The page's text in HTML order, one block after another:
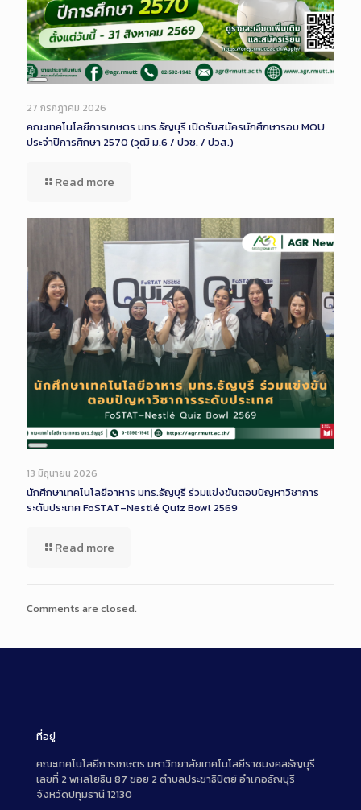
Long
Description
27 กรกฎาคม 2026
คณะเทคโนโลยีการเกษตร มทร.ธัญบุรี เปิดรับสมัครนักศึกษารอบ MOU
ประจำปีการศึกษา 2570 (วุฒิ ม.6 / ปวช. / ปวส.)
Read more
Long
Description
13 มิถุนายน 2026
นักศึกษาเทคโนโลยีอาหาร มทร.ธัญบุรี ร่วมแข่งขันตอบปัญหาวิชาการ
ระดับประเทศ FoSTAT–Nestlé Quiz Bowl 2569
Read more
Comments are closed.
ที่อยู่
คณะเทคโนโลยีการเกษตร มหาวิทยาลัยเทคโนโลยีราชมงคลธัญบุรี
เลขที่ 2 พหลโยธิน 87 ซอย 2 ตำบลประชาธิปัตย์ อำเภอธัญบุรี
จังหวัดปทุมธานี 12130